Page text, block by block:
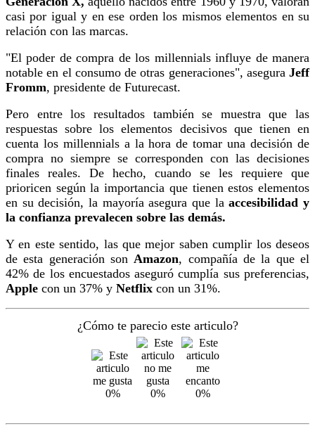
casi por igual y en ese orden los mismos elementos en su
relación con las marcas.
"El poder de compra de los millennials influye de manera
notable en el consumo de otras generaciones", asegura Jeff
Fromm, presidente de Futurecast.
Pero entre los resultados también se muestra que las
respuestas sobre los elementos decisivos que tienen en
cuenta los millennials a la hora de tomar una decisión de
compra no siempre se corresponden con las decisiones
finales reales. De hecho, cuando se les requiere que
prioricen según la importancia que tienen estos elementos
en su decisión, la mayoría asegura que laaccesibilidad y
la confianza prevalecen sobre las demás.
Y en este sentido, las que mejor saben cumplir los deseos
de esta generación sonAmazon, compañía de la que el
42% de los encuestados aseguró cumplía sus preferencias,
Apple con un 37% y Netflix con un 31%.
¿Cómo te parecio este articulo?
0% 0% 0%
MVE
Advertisement
Advertisement
medium
Advertisement
Advertisement